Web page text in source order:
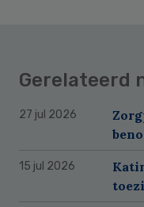
Gerelateerd
27 jul 2026
15 jul 2026